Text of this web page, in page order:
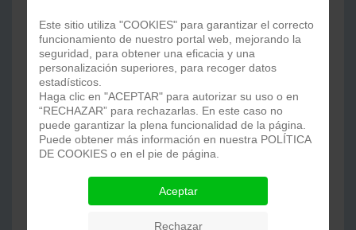
Este sitio utiliza "COOKIES" para garantizar el correcto
funcionamiento de nuestro portal web, mejorando la
seguridad, para obtener una eficacia y una
personalización superiores, para recoger datos
estadísticos.
Haga clic en "ACEPTAR" para autorizar su uso o en
“RECHAZAR” para rechazarlas. En este caso no
puede garantizar la plena funcionalidad de la página.
Puede obtener más información en nuestra POLÍTICA
DE COOKIES o en el pie de página.
Aceptar
Rechazar